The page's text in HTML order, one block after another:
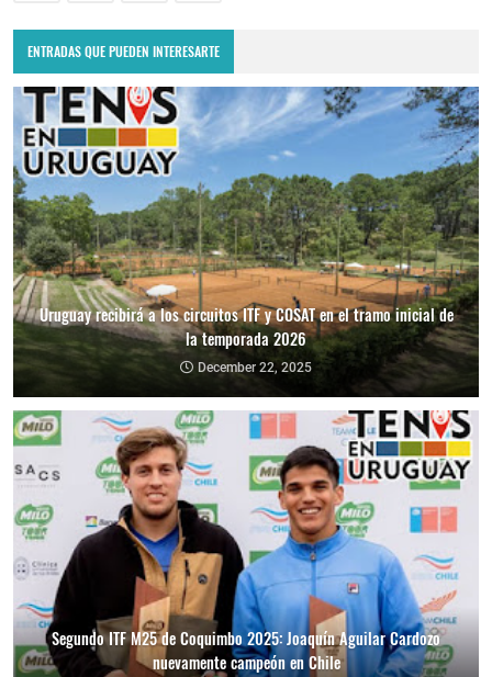
ENTRADAS QUE PUEDEN INTERESARTE
Uruguay recibirá a los circuitos ITF y COSAT en el tramo inicial de
la temporada 2026
December 22, 2025
Segundo ITF M25 de Coquimbo 2025: Joaquín Aguilar Cardozo
nuevamente campeón en Chile